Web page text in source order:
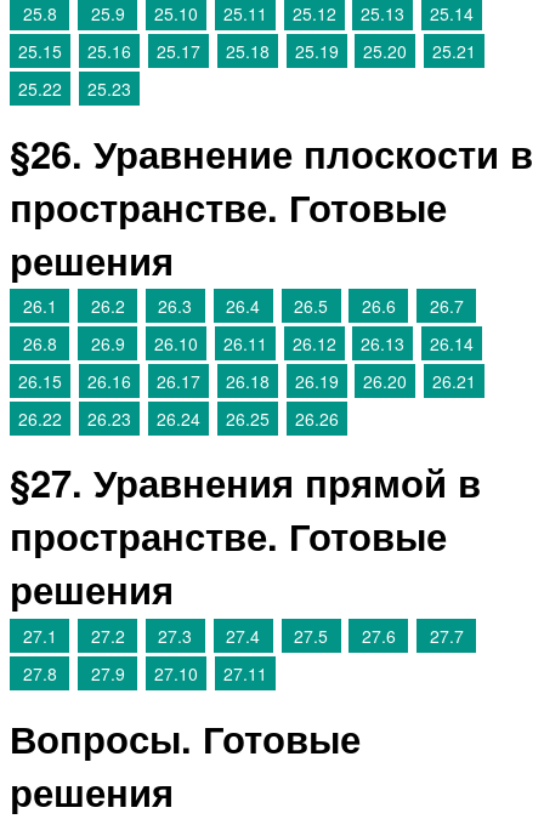
25.8
25.9 25.10 25.11 25.12 25.13
25.14
25.15
25.16 25.17 25.18 25.19 25.20
25.21
25.22
25.23
§26. Уравнение плоскости в
пространстве. Готовые
решения
26.1 26.2 26.3 26.4 26.5 26.6
26.7
26.8
26.9 26.10 26.11 26.12 26.13
26.14
26.15
26.16 26.17 26.18 26.19 26.20
26.21
26.22
26.23 26.24 26.25 26.26
§27. Уравнения прямой в
пространстве. Готовые
решения
27.1 27.2 27.3 27.4 27.5 27.6
27.7
27.8
27.9 27.10 27.11
Вопросы. Готовые
решения